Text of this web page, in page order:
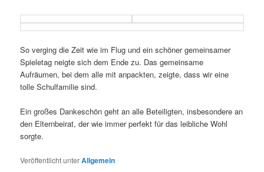
So verging die Zeit wie im Flug und ein schöner gemeinsamer
Spieletag neigte sich dem Ende zu. Das gemeinsame
Aufräumen, bei dem alle mit anpackten, zeigte, dass wir eine
tolle Schulfamilie sind.
Ein großes Dankeschön geht an alle Beteiligten, insbesondere an
den Elternbeirat, der wie immer perfekt für das leibliche Wohl
sorgte.
Veröffentlicht unterAllgemein